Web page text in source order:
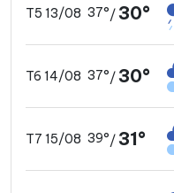
T5 13/08 37°/30°
T6 14/08 37°/30°
T7 15/08 39°/31°